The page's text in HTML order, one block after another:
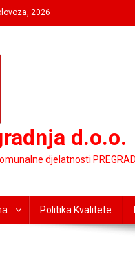
2026
d.o.o.
djelatnosti
Politika Kvalitete